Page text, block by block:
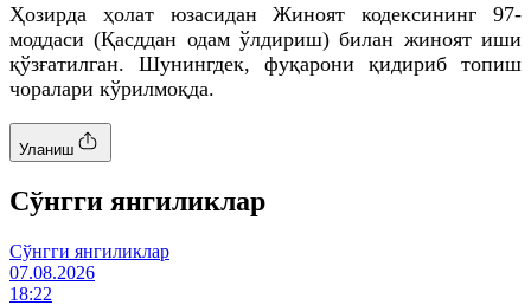
Ҳозирда ҳолат юзасидан Жиноят кодексининг 97-
моддаси (Қасддан одам ўлдириш) билан жиноят иши
қўзғатилган. Шунингдек, фуқарони қидириб топиш
чоралари кўрилмоқда.
Уланиш
Cўнгги янгиликлар
Cўнгги янгиликлар
07.08.2026
18:22